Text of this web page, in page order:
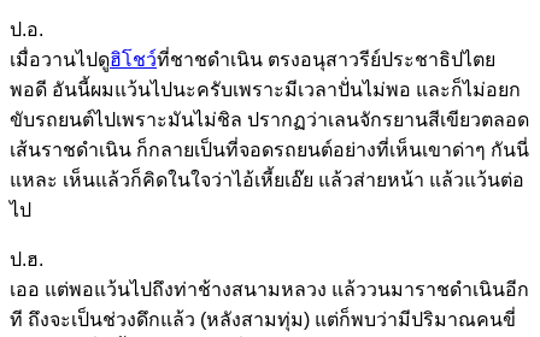
ป.อ.
เมื่อวานไปดูฮิโชว์ที่ชาชดำเนิน ตรงอนุสาวรีย์ประชาธิปไตย
พอดี อันนี้ผมแว้นไปนะครับเพราะมีเวลาปั่นไม่พอ และก็ไม่อยก
ขับรถยนต์ไปเพราะมันไม่ชิล ปรากฏว่าเลนจักรยานสีเขียวตลอด
เส้นราชดำเนิน ก็กลายเป็นที่จอดรถยนต์อย่างที่เห็นเขาด่าๆ กันนี่
แหละ เห็นแล้วก็คิดในใจว่าไอ้เหี้ยเอ๊ย แล้วส่ายหน้า แล้วแว้นต่อ
ไป
ป.ฮ.
เออ แต่พอแว้นไปถึงท่าช้างสนามหลวง แล้ววนมาราชดำเนินอีก
ที ถึงจะเป็นช่วงดึกแล้ว (หลังสามทุ่ม) แต่ก็พบว่ามีปริมาณคนขี่